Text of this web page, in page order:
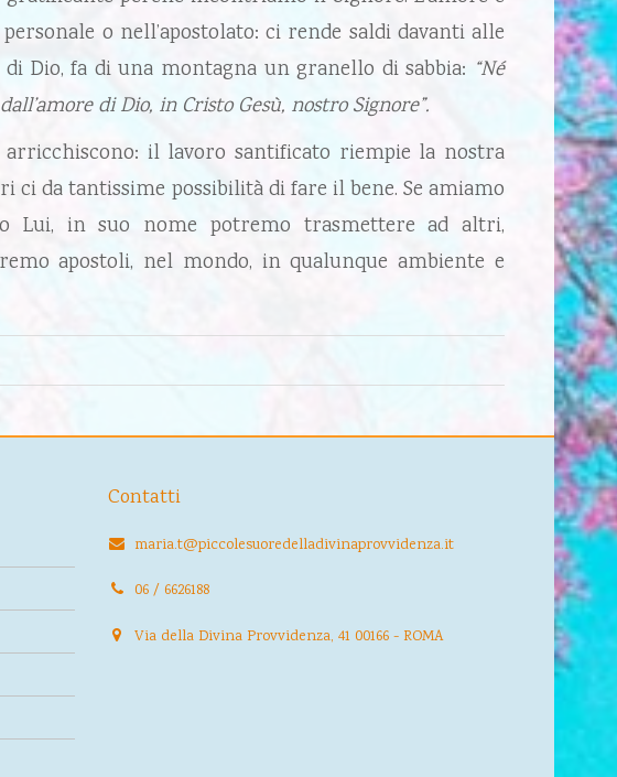
o nell’apostolato: ci rende saldi davanti alle
Dio, fa di una montagna un granello di sabbia: “Né
di Dio, in Cristo Gesù, nostro Signore”.
arricchiscono: il lavoro santificato riempie la nostra
da tantissime possibilità di fare il bene. Se amiamo
Lui, in suo nome potremo trasmettere ad altri,
apostoli, nel mondo, in qualunque ambiente e
Contatti
maria.t@piccolesuoredelladivinaprovvidenza.it
06 / 6626188
Via della Divina Provvidenza, 41 00166 - ROMA